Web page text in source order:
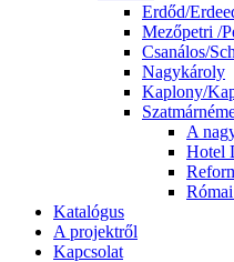
Erdőd/
Mezőpetri /
Csanálos/
Nagykároly
Kaplony/
A
Hotel
Katalógus
A projektről
Kapcsolat